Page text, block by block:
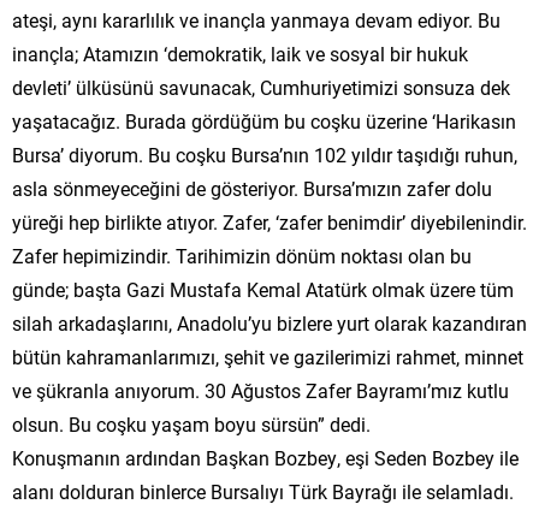
ateşi, aynı kararlılık ve inançla yanmaya devam ediyor. Bu
inançla; Atamızın ‘demokratik, laik ve sosyal bir hukuk
devleti’ ülküsünü savunacak, Cumhuriyetimizi sonsuza dek
yaşatacağız. Burada gördüğüm bu coşku üzerine ‘Harikasın
Bursa’ diyorum. Bu coşku Bursa’nın 102 yıldır taşıdığı ruhun,
asla sönmeyeceğini de gösteriyor. Bursa’mızın zafer dolu
yüreği hep birlikte atıyor. Zafer, ‘zafer benimdir’ diyebilenindir.
Zafer hepimizindir. Tarihimizin dönüm noktası olan bu
günde; başta Gazi Mustafa Kemal Atatürk olmak üzere tüm
silah arkadaşlarını, Anadolu’yu bizlere yurt olarak kazandıran
bütün kahramanlarımızı, şehit ve gazilerimizi rahmet, minnet
ve şükranla anıyorum. 30 Ağustos Zafer Bayramı’mız kutlu
olsun. Bu coşku yaşam boyu sürsün” dedi.
Konuşmanın ardından Başkan Bozbey, eşi Seden Bozbey ile
alanı dolduran binlerce Bursalıyı Türk Bayrağı ile selamladı.